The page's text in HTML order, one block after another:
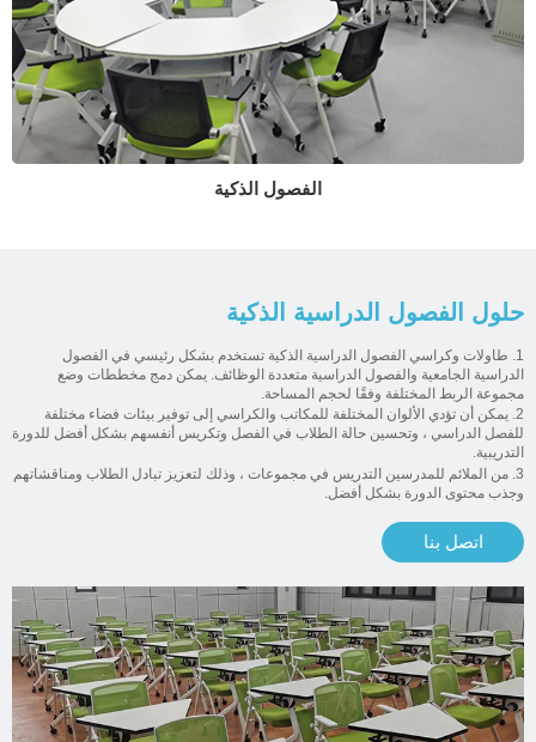
الفصول الذكية
حلول الفصول الدراسية الذكية
1. طاولات وكراسي الفصول الدراسية الذكية تستخدم بشكل رئيسي في الفصول
الدراسية الجامعية والفصول الدراسية متعددة الوظائف. يمكن دمج مخططات وضع
مجموعة الربط المختلفة وفقًا لحجم المساحة.
2. يمكن أن تؤدي الألوان المختلفة للمكاتب والكراسي إلى توفير بيئات فضاء مختلفة
للفصل الدراسي ، وتحسين حالة الطلاب في الفصل وتكريس أنفسهم بشكل أفضل للدورة
التدريبية.
3. من الملائم للمدرسين التدريس في مجموعات ، وذلك لتعزيز تبادل الطلاب ومناقشاتهم
وجذب محتوى الدورة بشكل أفضل.
اتصل بنا